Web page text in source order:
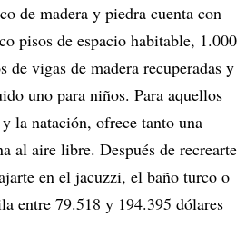
de madera y piedra cuenta con
pisos de espacio habitable, 1.000
de vigas de madera recuperadas y
uno para niños. Para aquellos
la natación, ofrece tanto una
al aire libre. Después de recrearte
en el jacuzzi, el baño turco o
entre 79.518 y 194.395 dólares